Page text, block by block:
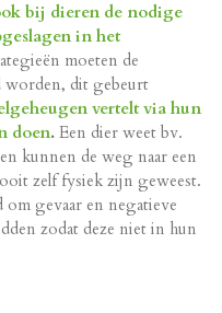
bij dieren de nodige
in het
moeten de
worden, dit gebeurt
vertelt via hun
doen. Een dier weet bv.
kunnen de weg naar een
zelf fysiek zijn geweest.
gevaar en negatieve
zodat deze niet in hun